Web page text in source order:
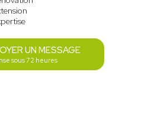
UN MESSAGE
sous 72 heures